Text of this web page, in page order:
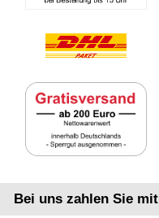
Bei uns zahlen Sie mit